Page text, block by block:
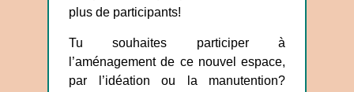
plus de participants!
Tu souhaites participer à
l’aménagement de ce nouvel espace,
par l’idéation ou la manutention?